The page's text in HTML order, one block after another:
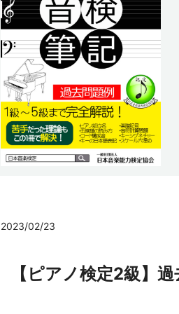
2023/02/23
【ピアノ検定2級】